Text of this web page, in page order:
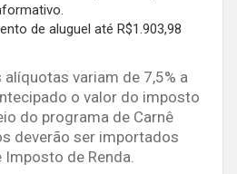
de aluguel até R$1.903,98
variam de 7,5% a
o valor do imposto
do programa de Carnê
deverão ser importados
de Renda.